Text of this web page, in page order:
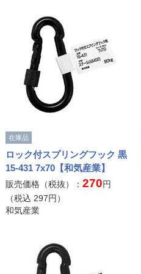
在庫品
ロック付スプリングフック 黒
15-431 7x70【和気産業】
販売価格（税抜）： 270円
（税込 297円）
和気産業